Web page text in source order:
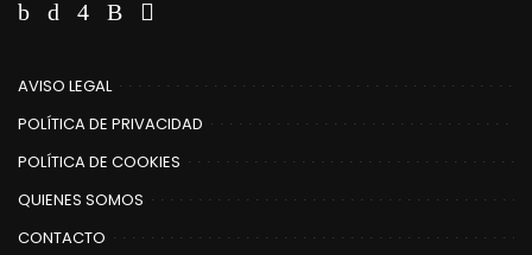
AVISO LEGAL
POLÍTICA DE PRIVACIDAD
POLÍTICA DE COOKIES
QUIENES SOMOS
CONTACTO